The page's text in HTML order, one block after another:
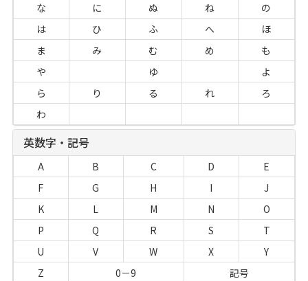
な
に ぬ ね
の
は
ひ ふ へ
ほ
ま
み む め
も
や
ゆ
よ
ら
り る れ
ろ
わ
英数字・記号
A B C D
E
F
G H I
J
K
L M N
O
P
Q R S
T
U
V W X
Y
Z
0－9 記号